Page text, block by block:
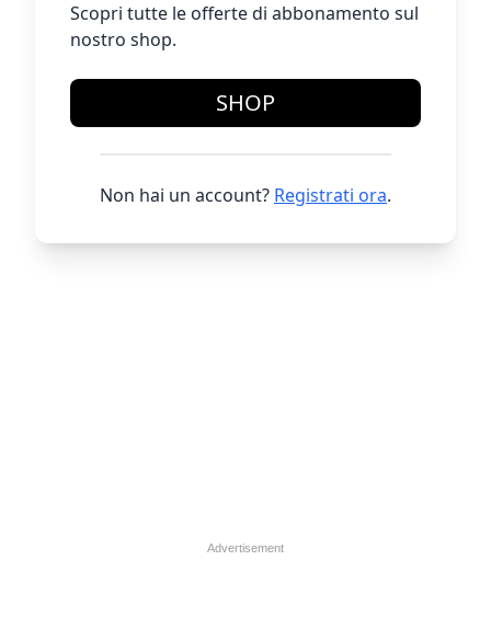
Scopri tutte le offerte di abbonamento sul
nostro shop.
SHOP
Non hai un account? Registrati ora.